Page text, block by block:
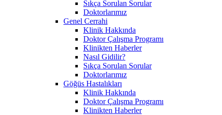
Sıkça Sorulan Sorular
Doktorlarımız
Genel Cerrahi
Klinik Hakkında
Doktor Çalışma Programı
Klinikten Haberler
Nasıl Gidilir?
Sıkça Sorulan Sorular
Doktorlarımız
Göğüs Hastalıkları
Klinik Hakkında
Doktor Çalışma Programı
Klinikten Haberler